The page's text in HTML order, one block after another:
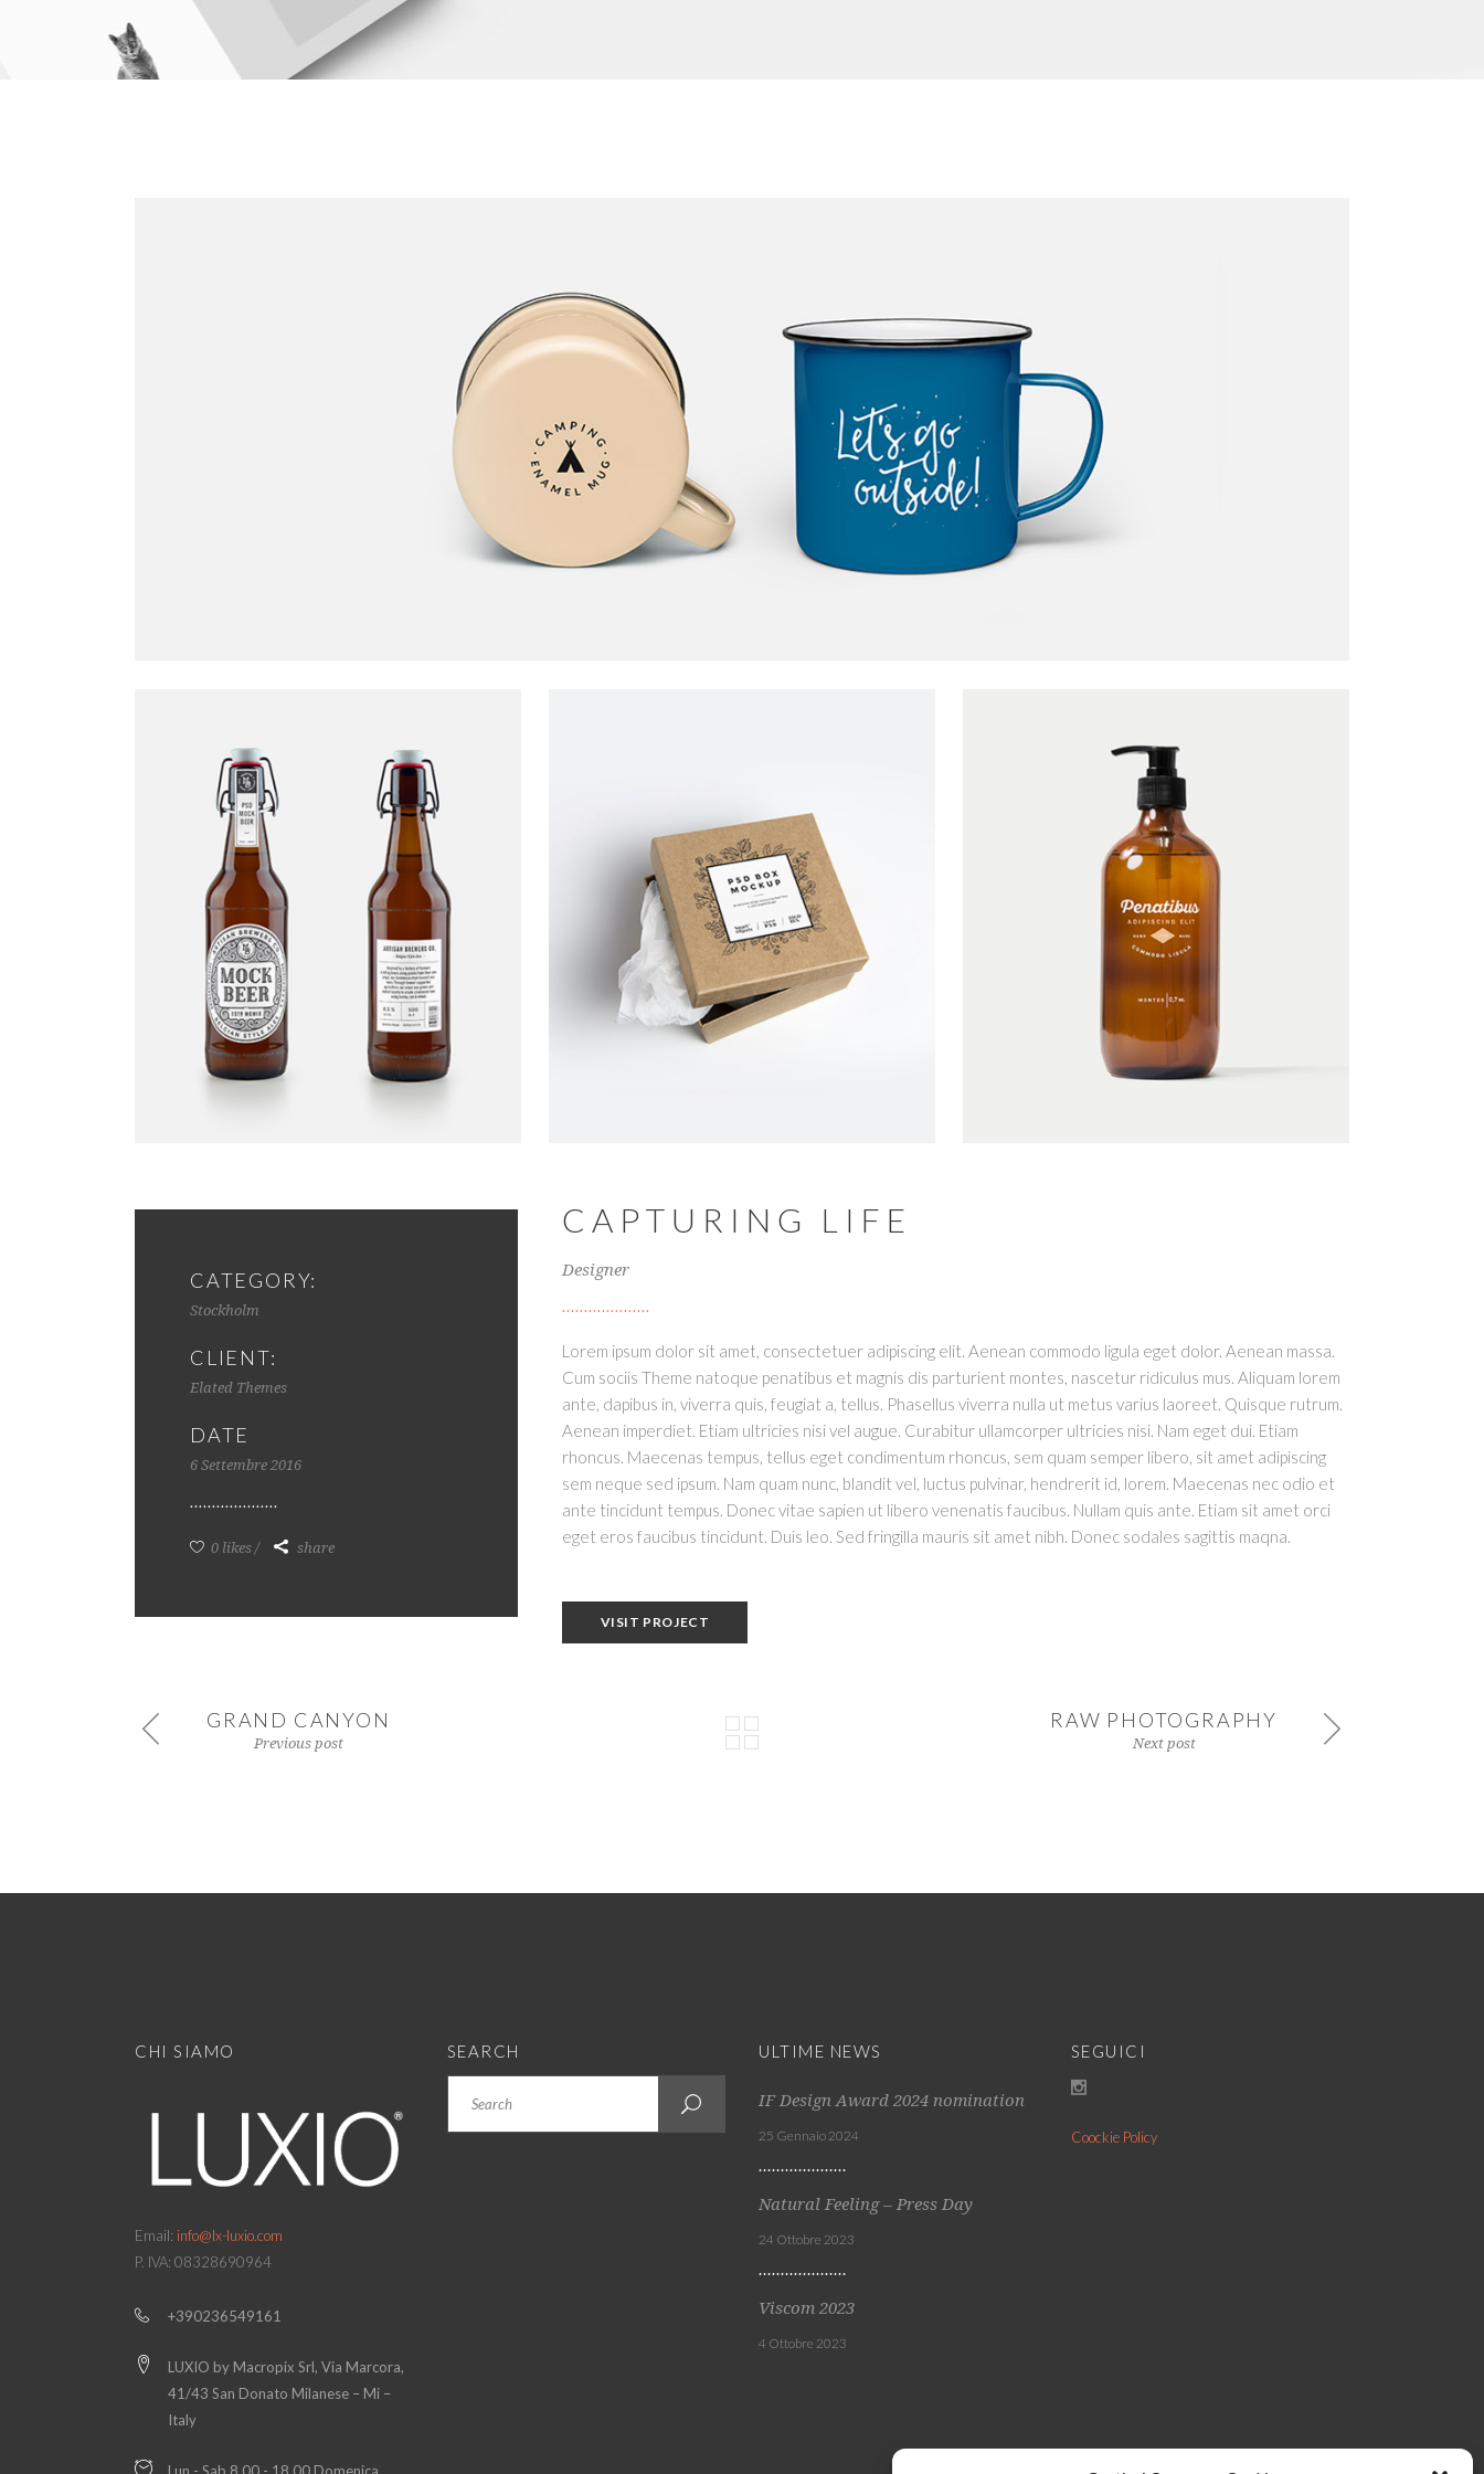
CATEGORY:
Stockholm
CLIENT:
Elated Themes
DATE
6 Settembre 2016
0 likes share
CAPTURING LIFE
Designer
Lorem ipsum dolor sit amet, consectetuer adipiscing elit. Aenean commodo ligula eget dolor. Aenean massa.
Cum sociis Theme natoque penatibus et magnis dis parturient montes, nascetur ridiculus mus. Aliquam lorem
ante, dapibus in, viverra quis, feugiat a, tellus. Phasellus viverra nulla ut metus varius laoreet. Quisque rutrum.
Aenean imperdiet. Etiam ultricies nisi vel augue. Curabitur ullamcorper ultricies nisi. Nam eget dui. Etiam
rhoncus. Maecenas tempus, tellus eget condimentum rhoncus, sem quam semper libero, sit amet adipiscing
sem neque sed ipsum. Nam quam nunc, blandit vel, luctus pulvinar, hendrerit id, lorem. Maecenas nec odio et
ante tincidunt tempus. Donec vitae sapien ut libero venenatis faucibus. Nullam quis ante. Etiam sit amet orci
eget eros faucibus tincidunt. Duis leo. Sed fringilla mauris sit amet nibh. Donec sodales sagittis maqna.
VISIT PROJECT
GRAND CANYON
Previous post
RAW PHOTOGRAPHY
Next post
CHI SIAMO
Email: info@lx-luxio.com
P. IVA: 08328690964
+390236549161
LUXIO by Macropix Srl, Via Marcora,
41/43 San Donato Milanese – Mi –
Italy
SEARCH ULTIME NEWS
IF Design Award 2024 nomination
25 Gennaio 2024
Natural Feeling – Press Day
24 Ottobre 2023
Viscom 2023
4 Ottobre 2023
SEGUICI
Coockie Policy